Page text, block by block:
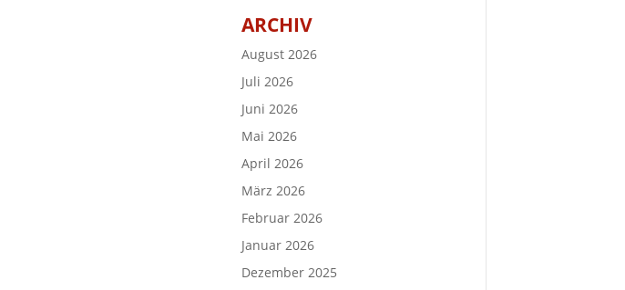
ARCHIV
August 2026
Juli 2026
Juni 2026
Mai 2026
April 2026
März 2026
Februar 2026
Januar 2026
Dezember 2025